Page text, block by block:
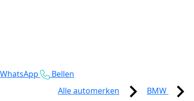
WhatsApp
Bellen
Alle automerken
BMW